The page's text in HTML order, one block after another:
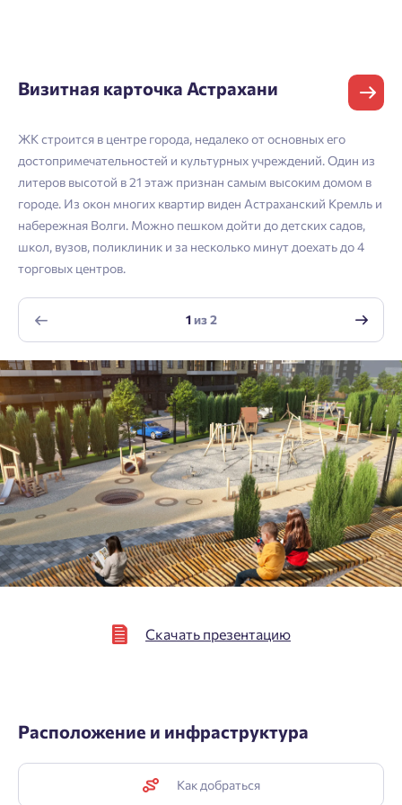
Отчество
Телефон
Email
Согласен на обработкуперсональных данных
Согласен получать информационную рассылку
Отправить
Скачать презентацию
Визитная карточка Астрахани
ЖК строится в центре города, недалеко от основных его
достопримечательностей и культурных учреждений. Один из
литеров высотой в 21 этаж признан самым высоким домом в
городе. Из окон многих квартир виден Астраханский Кремль и
набережная Волги. Можно пешком дойти до детских садов,
школ, вузов, поликлиник и за несколько минут доехать до 4
торговых центров.
1из2
Расположение и инфраструктура
Как добраться
Согласен получать информационную рассылку
Отправить
Больше никаких паролей! Введите номер
телефона, кликнув на кнопку «Войти» ниже
и мы вышлем вам одноразовый код
подтверждения.
Личный кабинет
Введите номер телефона, чтобы войти или
зарегистрироваться.
Телефон
Нажимая кнопку «Отправить», вы даёте согласие на обработку
Личный кабинет
Мы отправили код на номер .
Выслать код повторно через 00:58.
Отправить
Пермь
Ростов-на-Дону
Екатеринбург
Владивосток
Нет времени выбирать?
Подбор квартиры за 3 минуты
Начать